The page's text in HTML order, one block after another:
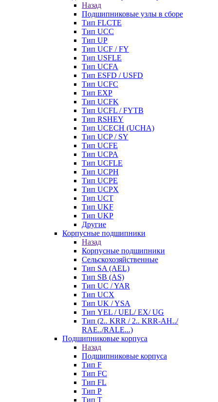
Назад
Подшипниковые узлы в сборе
Тип FLCTE
Тип UCC
Тип UP
Тип UCF / FY
Тип USFLE
Тип UCFA
Тип ESFD / USFD
Тип UCFC
Тип EXP
Тип UCFK
Тип UCFL / FYTB
Тип RSHEY
Тип UCECH (UCHA)
Тип UCP / SY
Тип UCFE
Тип UCPA
Тип UCFLE
Тип UCPH
Тип UCPE
Тип UCPX
Тип UCT
Тип UKF
Тип UKP
Другие
Корпусные подшипники
Назад
Корпусные подшипники
Сельскохозяйственные
Тип SA (AEL)
Тип SB (AS)
Тип UC / YAR
Тип UCX
Тип UK / YSA
Тип YEL / UEL/ EX/ UG
Тип (2.. KRR / 2.. KRR-AH../
RAE../RALE...)
Подшипниковые корпуса
Назад
Подшипниковые корпуса
Тип F
Тип FC
Тип FL
Тип P
Тип T